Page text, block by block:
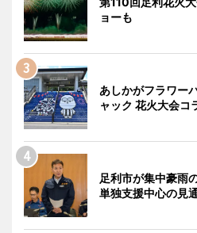
ョーも
あしかがフラワー
ャック 花火大会コ
足利市が集中豪雨
単独支援中心の見